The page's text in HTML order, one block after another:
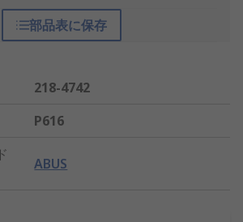
部品表に保存
218-4742
P616
ABUS